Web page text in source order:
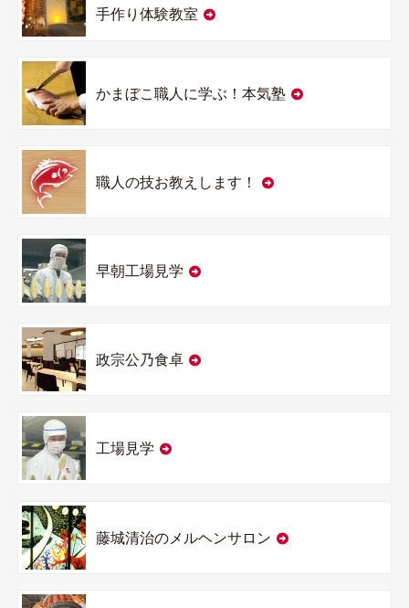
手作り体験教室
かまぼこ職人に学ぶ！本気塾
職人の技お教えします！
早朝工場見学
政宗公乃食卓
工場見学
藤城清治のメルヘンサロン